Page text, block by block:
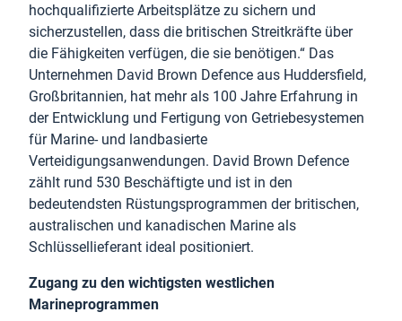
hochqualifizierte Arbeitsplätze zu sichern und
sicherzustellen, dass die britischen Streitkräfte über
die Fähigkeiten verfügen, die sie benötigen.“ Das
Unternehmen David Brown Defence aus Huddersfield,
Großbritannien, hat mehr als 100 Jahre Erfahrung in
der Entwicklung und Fertigung von Getriebesystemen
für Marine- und landbasierte
Verteidigungsanwendungen. David Brown Defence
zählt rund 530 Beschäftigte und ist in den
bedeutendsten Rüstungsprogrammen der britischen,
australischen und kanadischen Marine als
Schlüssellieferant ideal positioniert.
Zugang zu den wichtigsten westlichen
Marineprogrammen